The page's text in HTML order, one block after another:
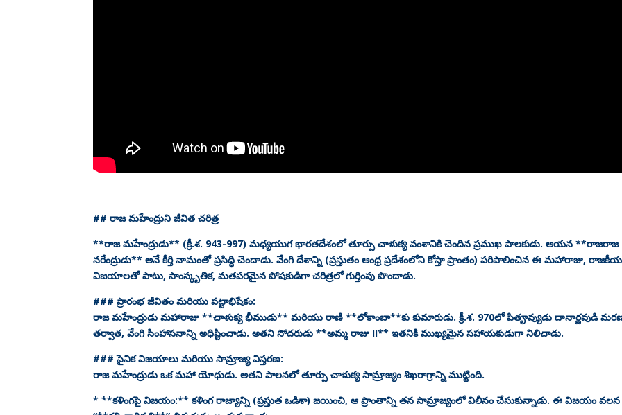
## రాజ మహేంద్రుని జీవిత చరిత్ర
**రాజ మహేంద్రుడు** (క్రీ.శ. 943-997) మధ్యయుగ భారతదేశంలో తూర్పు చాళుక్య వంశానికి చెందిన ప్రముఖ పాలకుడు. ఆయన **రాజరాజ
నరేంద్రుడు** అనే కీర్తి నామంతో ప్రసిద్ధి చెందాడు. వేంగి దేశాన్ని (ప్రస్తుతం ఆంధ్ర ప్రదేశంలోని కోస్తా ప్రాంతం) పరిపాలించిన ఈ మహారాజు, రాజకీయ
విజయాలతో పాటు, సాంస్కృతిక, మతపరమైన పోషకుడిగా చరిత్రలో గుర్తింపు పొందాడు.
### ప్రారంభ జీవితం మరియు పట్టాభిషేకం:
రాజ మహేంద్రుడు మహారాజు **చాళుక్య భీముడు** మరియు రాణి **లోకాంబా**కు కుమారుడు. క్రీ.శ. 970లో పితౄవ్యుడు దానార్ణవుడి
తర్వాత, వేంగి సింహాసనాన్ని అధిష్టించాడు. అతని సోదరుడు **అమ్మ రాజు II** ఇతనికి ముఖ్యమైన సహాయకుడుగా నిలిచాడు.
### సైనిక విజయాలు మరియు సామ్రాజ్య విస్తరణ:
రాజ మహేంద్రుడు ఒక మహా యోధుడు. అతని పాలనలో తూర్పు చాళుక్య సామ్రాజ్యం శిఖరాగ్రాన్ని ముట్టింది.
* **కళింగపై విజయం:** కళింగ రాజ్యాన్ని (ప్రస్తుత ఒడిశా) జయించి, ఆ ప్రాంతాన్ని తన సామ్రాజ్యంలో విలీనం చేసుకున్నాడు. ఈ విజయం వలన